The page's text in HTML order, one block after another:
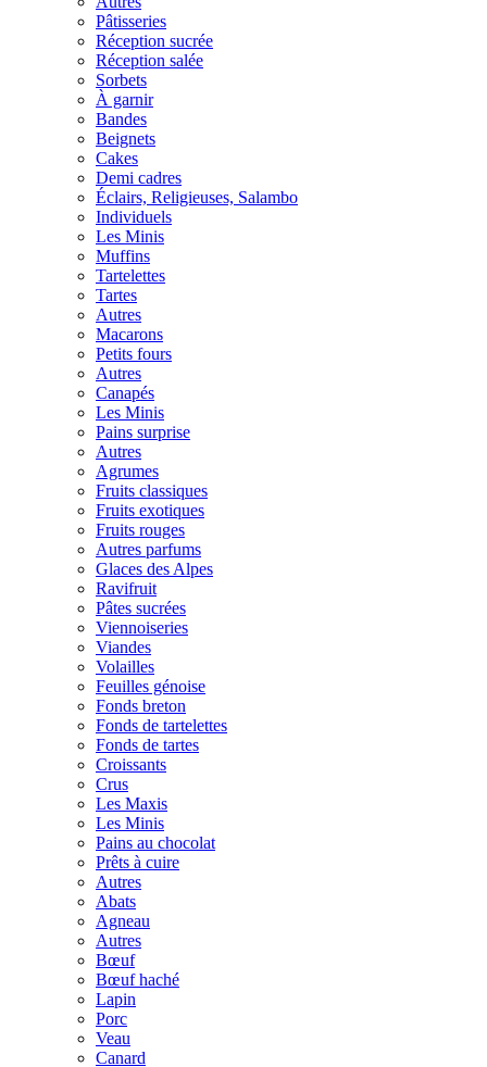
Pâtisseries
Réception sucrée
Réception salée
Sorbets
À garnir
Bandes
Beignets
Cakes
Demi cadres
Éclairs, Religieuses, Salambo
Individuels
Les Minis
Muffins
Tartelettes
Tartes
Autres
Macarons
Petits fours
Autres
Canapés
Les Minis
Pains surprise
Autres
Agrumes
Fruits classiques
Fruits exotiques
Fruits rouges
Autres parfums
Glaces des Alpes
Ravifruit
Pâtes sucrées
Viennoiseries
Viandes
Volailles
Feuilles génoise
Fonds breton
Fonds de tartelettes
Fonds de tartes
Croissants
Crus
Les Maxis
Les Minis
Pains au chocolat
Prêts à cuire
Autres
Abats
Agneau
Autres
Bœuf
Bœuf haché
Lapin
Porc
Veau
Canard